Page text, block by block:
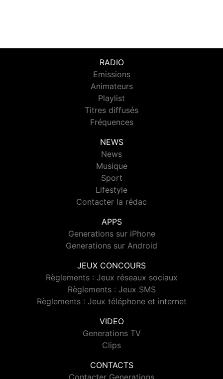
RADIO
Emissions
Animateurs
Playlist
Titres diffusés
Fréquences
NEWS
News
Musique
Sport
Lifestyle
Contacter la rédac
APPS
Generations sur iPhone
Generations sur Android
JEUX CONCOURS
Règlements : Jeux réseaux sociaux
Règlements : Jeux SMS
Règlements : Jeux téléphone et internet
VIDEO
Generations TV
Clips
CONTACTS